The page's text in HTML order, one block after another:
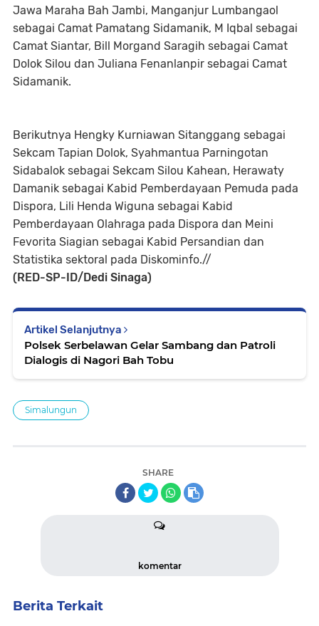
Jawa Maraha Bah Jambi, Manganjur Lumbangaol
sebagai Camat Pamatang Sidamanik, M Iqbal sebagai
Camat Siantar, Bill Morgand Saragih sebagai Camat
Dolok Silou dan Juliana Fenanlanpir sebagai Camat
Sidamanik.
Berikutnya Hengky Kurniawan Sitanggang sebagai
Sekcam Tapian Dolok, Syahmantua Parningotan
Sidabalok sebagai Sekcam Silou Kahean, Herawaty
Damanik sebagai Kabid Pemberdayaan Pemuda pada
Dispora, Lili Henda Wiguna sebagai Kabid
Pemberdayaan Olahraga pada Dispora dan Meini
Fevorita Siagian sebagai Kabid Persandian dan
Statistika sektoral pada Diskominfo.//
(RED-SP-ID/Dedi Sinaga)
Artikel Selanjutnya
Polsek Serbelawan Gelar Sambang dan Patroli
Dialogis di Nagori Bah Tobu
Simalungun
SHARE
komentar
Berita Terkait